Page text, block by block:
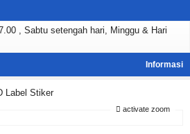
, Sabtu setengah hari, Minggu & Hari
Label Stiker
activate zoom